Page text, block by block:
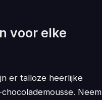
voor elke
er talloze heerlijke
Neem